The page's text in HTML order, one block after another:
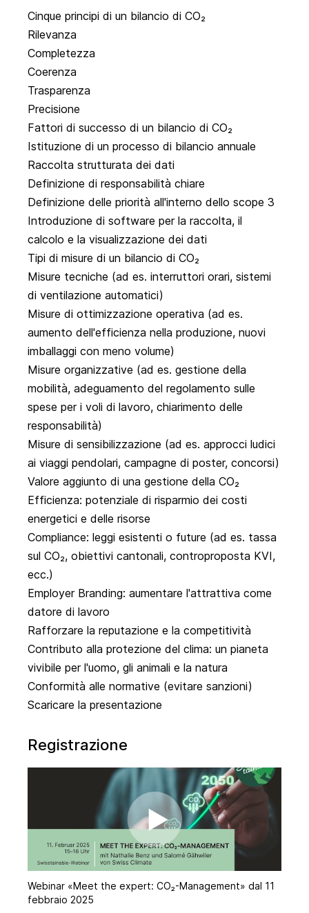
Cinque principi di un bilancio di CO₂
Rilevanza
Completezza
Coerenza
Trasparenza
Precisione
Fattori di successo di un bilancio di CO₂
Istituzione di un processo di bilancio annuale
Raccolta strutturata dei dati
Definizione di responsabilità chiare
Definizione delle priorità all'interno dello scope 3
Introduzione di software per la raccolta, il
calcolo e la visualizzazione dei dati
Tipi di misure di un bilancio di CO₂
Misure tecniche (ad es. interruttori orari, sistemi
di ventilazione automatici)
Misure di ottimizzazione operativa (ad es.
aumento dell'efficienza nella produzione, nuovi
imballaggi con meno volume)
Misure organizzative (ad es. gestione della
mobilità, adeguamento del regolamento sulle
spese per i voli di lavoro, chiarimento delle
responsabilità)
Misure di sensibilizzazione (ad es. approcci ludici
ai viaggi pendolari, campagne di poster, concorsi)
Valore aggiunto di una gestione della CO₂
Efficienza: potenziale di risparmio dei costi
energetici e delle risorse
Compliance: leggi esistenti o future (ad es. tassa
sul CO₂, obiettivi cantonali, controproposta KVI,
ecc.)
Employer Branding: aumentare l'attrattiva come
datore di lavoro
Rafforzare la reputazione e la competitività
Contributo alla protezione del clima: un pianeta
vivibile per l'uomo, gli animali e la natura
Conformità alle normative (evitare sanzioni)
Scaricare la presentazione
Registrazione
Webinar «Meet the expert: CO₂-Management» dal 11
febbraio 2025